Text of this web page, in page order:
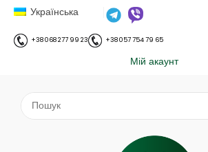
Українська
+38 068 277 99 23 +38 057 754 79 65
Мій акаунт